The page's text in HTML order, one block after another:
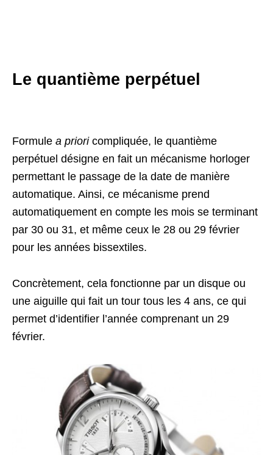
Le quantième perpétuel
Formule a prioricompliquée, le quantième
perpétuel désigne en fait un mécanisme horloger
permettant le passage de la date de manière
automatique. Ainsi, ce mécanisme prend
automatiquement en compte les mois se terminant
par 30 ou 31, et même ceux le 28 ou 29 février
pour les années bissextiles.
Concrètement, cela fonctionne par un disque ou
une aiguille qui fait un tour tous les 4 ans, ce qui
permet d’identifier l’année comprenant un 29
février.